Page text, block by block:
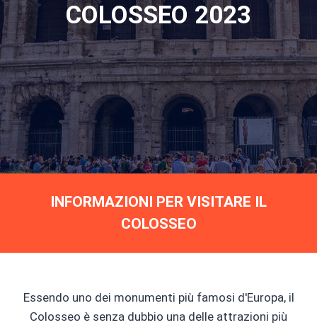
COLOSSEO 2023
INFORMAZIONI PER VISITARE IL
COLOSSEO
Essendo uno dei monumenti più famosi d'Europa, il
Colosseo è senza dubbio una delle attrazioni più